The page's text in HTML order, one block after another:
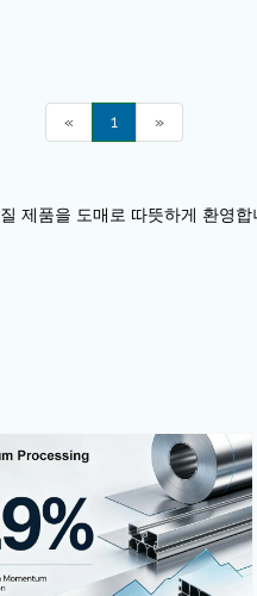
« 1 »
제품을 도매로 따뜻하게 환영합